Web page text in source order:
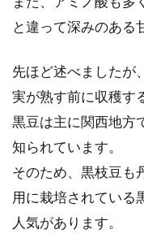
と違って深みのある
先ほど述べましたが
実が熟す前に収穫す
黒豆は主に関西地方
知られています。
そのため、黒枝豆も
用に栽培されている
人気があります。